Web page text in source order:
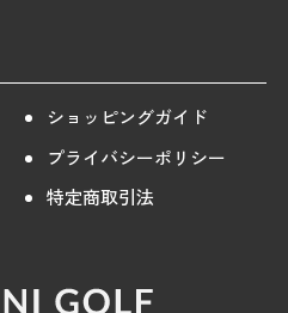
ショッピングガイド
プライバシーポリシー
特定商取引法